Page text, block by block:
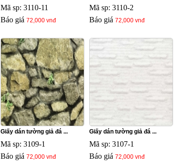
Mã sp: 3110-11
Báo giá 72,000 vnđ
Mã sp: 3110-2
Báo giá 72,000 vnđ
Giấy dán tường giả đá ...
Mã sp: 3109-1
Báo giá 72,000 vnđ
Giấy dán tường giả đá ...
Mã sp: 3107-1
Báo giá 72,000 vnđ